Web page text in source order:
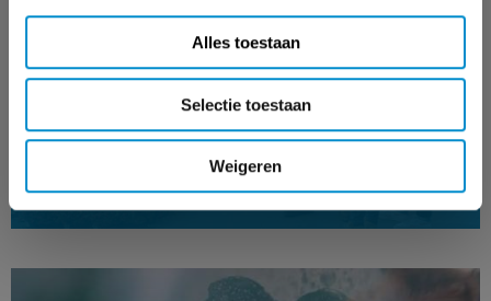
Alles toestaan
Selectie toestaan
Weigeren
IS JOUW BEDRIJF KLAAR VOOR HET
GROTE PUBLIEK?